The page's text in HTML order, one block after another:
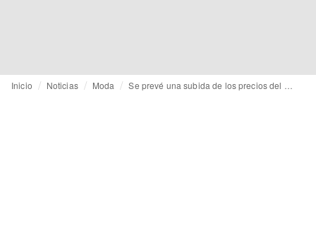
Inicio Noticias Moda